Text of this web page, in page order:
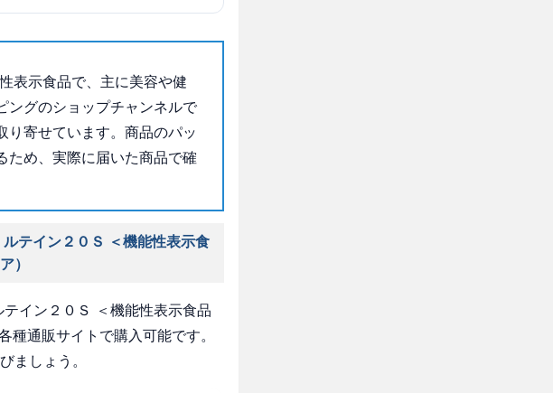
表示食品で、主に美容や健
ングのショップチャンネルで
り寄せています。商品のパッ
ため、実際に届いた商品で確
テイン２０Ｓ ＜機能性表示食
）
イン２０Ｓ ＜機能性表示食品
通販サイトで購入可能です。
ましょう。